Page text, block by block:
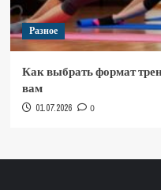
Разное
Как выбрать формат
вам
01.07.2026 0